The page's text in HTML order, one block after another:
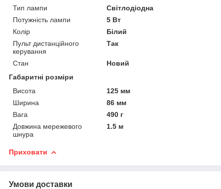
Тип лампи
Світлодіодна
Потужність лампи
5 Вт
Колір
Білий
Пульт дистанційного
керування
Так
Стан
Новий
Габаритні розміри
Висота
125 мм
Ширина
86 мм
Вага
490 г
Довжина мережевого
шнура
1.5 м
Приховати
Умови доставки